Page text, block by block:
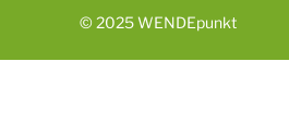
© 2025 WENDEpunkt